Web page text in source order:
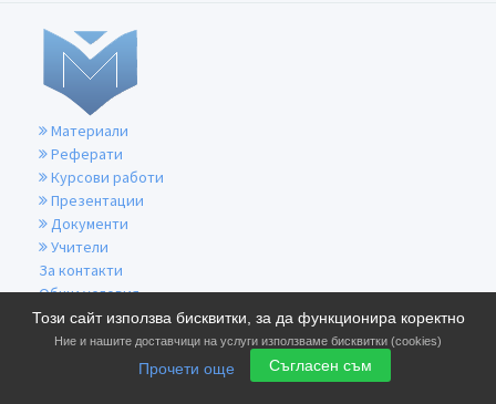
Този сайт използва бисквитки, за да функционира коректно
Ние и нашите доставчици на услуги използваме бисквитки (cookies)
Прочети още Съгласен съм
Материали
Реферати
Курсови работи
Презентации
Документи
Учители
За контакти
Общи условия
Политика за бисквитките
Политика за поверителност